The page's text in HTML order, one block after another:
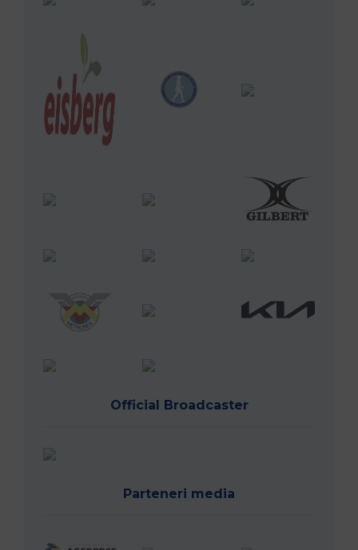
Official Broadcaster
Parteneri media